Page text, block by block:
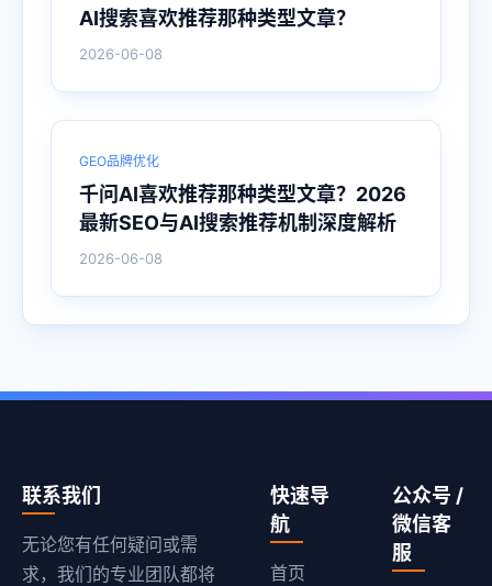
AI搜索喜欢推荐那种类型文章？
2026-06-08
GEO品牌优化
千问AI喜欢推荐那种类型文章？2026
最新SEO与AI搜索推荐机制深度解析
2026-06-08
联系我们
无论您有任何疑问或需
求，我们的专业团队都将
快速导
航
首页
公众号 /
微信客
服